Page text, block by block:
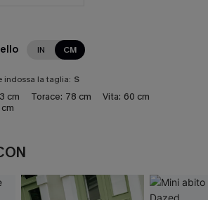
IN CM
indossa la taglia: S
cm Torace: 78 cm Vita: 60 cm